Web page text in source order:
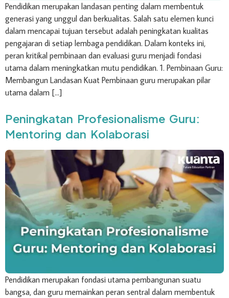
Pendidikan merupakan landasan penting dalam membentuk
generasi yang unggul dan berkualitas. Salah satu elemen kunci
dalam mencapai tujuan tersebut adalah peningkatan kualitas
pengajaran di setiap lembaga pendidikan. Dalam konteks ini,
peran kritikal pembinaan dan evaluasi guru menjadi fondasi
utama dalam meningkatkan mutu pendidikan. 1. Pembinaan Guru:
Membangun Landasan Kuat Pembinaan guru merupakan pilar
utama dalam […]
Peningkatan Profesionalisme Guru:
Mentoring dan Kolaborasi
Pendidikan merupakan fondasi utama pembangunan suatu
bangsa, dan guru memainkan peran sentral dalam membentuk